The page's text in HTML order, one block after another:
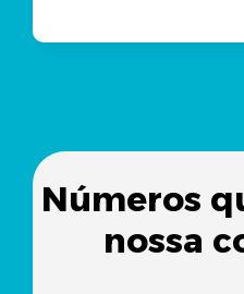
Números
nossa